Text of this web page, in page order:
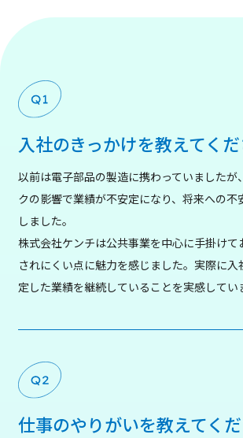
入社のきっかけを教えてく
以前は電子部品の製造に携わっていましたが
クの影響で業績が不安定になり、将来への不
しました。
株式会社ケンチは公共事業を中心に手掛けて
されにくい点に魅力を感じました。実際に
定した業績を継続していることを実感してい
仕事のやりがいを教えてく